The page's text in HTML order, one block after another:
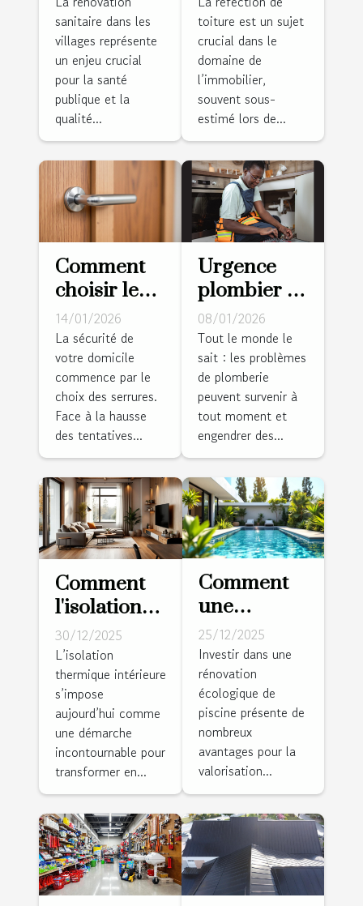
dans les
villages :
récit d’un
succès local
sanitaire dans les
villages représente
un enjeu crucial
pour la santé
publique et la
qualité...
elle la
valeur de
votre
propriété?
toiture est un sujet
crucial dans le
domaine de
l’immobilier,
souvent sous-
estimé lors de...
Comment
choisir les
meilleures
serrures
anti-
effraction
pour votre
domicile ?
14/01/2026
La sécurité de
votre domicile
commence par le
choix des serrures.
Face à la hausse
des tentatives...
Urgence
plombier : à
Strasbourg,
les
habitants
font appel à
Hydro
Energie !
08/01/2026
Tout le monde le
sait : les problèmes
de plomberie
peuvent survenir à
tout moment et
engendrer des...
Comment
l'isolation
thermique
intérieure
peut-elle
transformer
votre
maison ?
30/12/2025
L’isolation
thermique intérieure
s’impose
aujourd’hui comme
une démarche
incontournable pour
transformer en...
Comment
une
rénovation
écologique
de piscine
peut
valoriser
votre
propriété?
25/12/2025
Investir dans une
rénovation
écologique de
piscine présente de
nombreux
avantages pour la
valorisation...